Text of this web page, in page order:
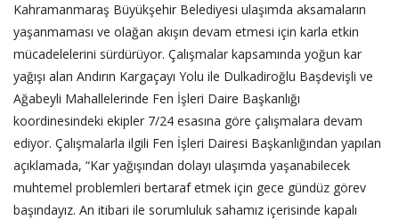
Kahramanmaraş Büyükşehir Belediyesi ulaşımda aksamaların
yaşanmaması ve olağan akışın devam etmesi için karla etkin
mücadelelerini sürdürüyor. Çalışmalar kapsamında yoğun kar
yağışı alan Andırın Kargaçayı Yolu ile Dulkadiroğlu Başdevişli ve
Ağabeyli Mahallelerinde Fen İşleri Daire Başkanlığı
koordinesindeki ekipler 7/24 esasına göre çalışmalara devam
ediyor. Çalışmalarla ilgili Fen İşleri Dairesi Başkanlığından yapılan
açıklamada, “Kar yağışından dolayı ulaşımda yaşanabilecek
muhtemel problemleri bertaraf etmek için gece gündüz görev
başındayız. An itibari ile sorumluluk sahamız içerisinde kapalı